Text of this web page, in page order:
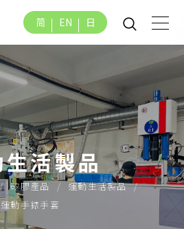
简 EN 日
活製品
矽膠產品
運動生活製品
運動手錶手套